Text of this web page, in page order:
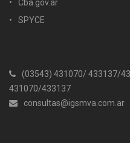
Cba.gov.ar
SPYCE
(03543) 431070/ 433137/
431070/433137
consultas@igsmva.com.ar